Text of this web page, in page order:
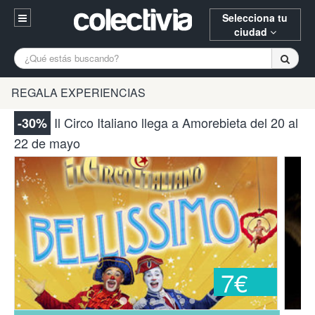
Selecciona tu
ciudad
Entrar
94 652 38 15 (L-V 10:30-15:00)
¿Necesitas ayuda? Escríbenos
A Coruña Alicante
Bilbao Burgos Donostia
Gijón
Madrid Oviedo Palencia
Pamplona Santander Tarragona
Valencia Vitoria Zaragoza
REGALA EXPERIENCIAS
-30% Il Circo Italiano llega a Amorebieta del 20 al
22 de mayo
7€